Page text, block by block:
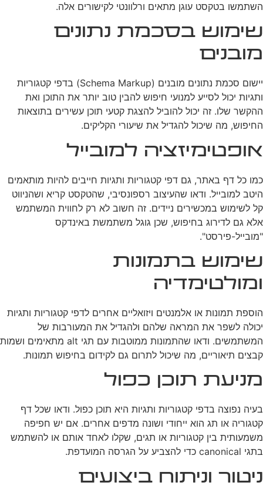
השתמשו בטקסט עוגן מתאים ורלוונטי לקישורים אלה.
שימוש בסכמת נתונים
מובנים
יישום סכמת נתונים מובנים (Schema Markup) בדפי קטגוריות
ותגיות יכול לסייע למנועי חיפוש להבין טוב יותר את התוכן ואת
ההקשר שלו. זה יכול להוביל להצגת קטעי תוכן עשירים בתוצאות
החיפוש, מה שיכול להגדיל את שיעורי הקליקים.
אופטימיזציה למובייל
כמו כל דף באתר, גם דפי קטגוריות ותגיות חייבים להיות מותאמים
היטב למובייל. ודאו שהעיצוב רספונסיבי, שהטקסט קריא ושהניווט
קל לשימוש במכשירים ניידים. זה חשוב לא רק לחווית המשתמש
אלא גם לדירוג בחיפוש, שכן גוגל משתמשת באינדקס
"מובייל-פירסט".
שימוש בתמונות
ומולטימדיה
הוספת תמונות או אלמנטים ויזואליים אחרים לדפי קטגוריות ותגיות
יכולה לשפר את המראה שלהם ולהגדיל את המעורבות של
המשתמשים. ודאו שהתמונות ממוטבות עם תגי alt מתאימים ושמות
קבצים תיאוריים, מה שיכול לתרום גם לקידום בחיפוש תמונות.
מניעת תוכן כפול
בעיה נפוצה בדפי קטגוריות ותגיות היא תוכן כפול. ודאו שכל דף
קטגוריה או תג הוא ייחודי ושונה מדפים אחרים. אם יש חפיפה
משמעותית בין קטגוריות או תגים, שקלו לאחד אותם או להשתמש
בתגי canonical כדי להצביע על הגרסה המועדפת.
ניטור וניתוח ביצועים